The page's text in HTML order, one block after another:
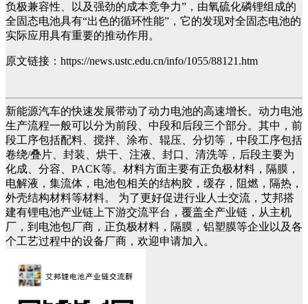
负极兼容性、以及强劲的成本竞争力”，由氧硫化磷锂组成的
全固态电池具有“出色的循环性能”，它的发现对全固态电池的
实际应用具有重要的推动作用。
原文链接：https://news.ustc.edu.cn/info/1055/88121.htm
新能源汽车的快速发展带动了动力电池的高速增长。动力电池
生产流程一般可以分为前段、中段和后段三个部分。其中，前
段工序包括配料、搅拌、涂布、辊压、分切等，中段工序包括
卷绕/叠片、封装、烘干、注液、封口、清洗等，后段主要为
化成、分容、PACK等。材料方面主要有正负极材料，隔膜，
电解液，集流体，电池包相关的结构胶，缓存，阻燃，隔热，
外壳结构材料等材料。 为了更好促进行业人士交流，艾邦搭
建有锂电池产业链上下游交流平台，覆盖全产业链，从主机
厂，到电池包厂商，正负极材料，隔膜，铝塑膜等企业以及各
个工艺过程中的设备厂商，欢迎申请加入。